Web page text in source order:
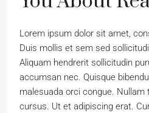
Lorem ipsum dolor sit amet,
Duis mollis et sem sed
Aliquam hendrerit sollicitudin
accumsan nec. Quisque
malesuada orci congue.
cursus. Ut et adipiscing erat.